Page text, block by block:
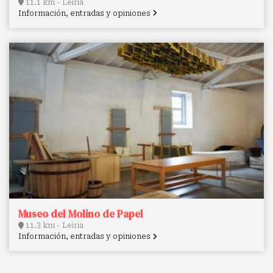
11.1 km - Leiria
Información, entradas y opiniones
Museo del Molino de Papel
11.3 km - Leiria
Información, entradas y opiniones